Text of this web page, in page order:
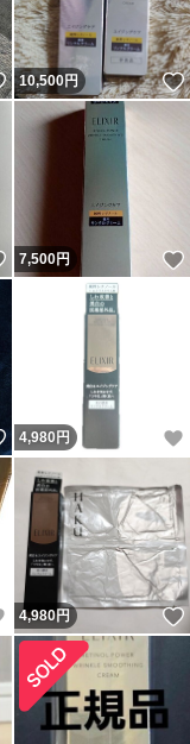
いいね！
10,500円
いいね！
7,500円
いいね！
4,980 円
いいね！
4,980円